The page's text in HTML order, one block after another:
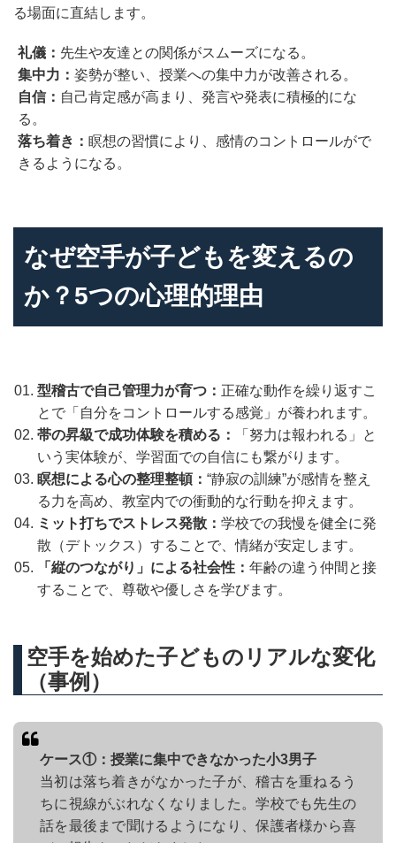
る場面に直結します。
礼儀： 先生や友達との関係がスムーズになる。
集中力： 姿勢が整い、授業への集中力が改善される。
自信： 自己肯定感が高まり、発言や発表に積極的にな
る。
落ち着き： 瞑想の習慣により、感情のコントロールがで
きるようになる。
なぜ空手が子どもを変えるの
か？5つの心理的理由
型稽古で自己管理力が育つ： 正確な動作を繰り返すこ
とで「自分をコントロールする感覚」が養われます。
帯の昇級で成功体験を積める：
「努力は報われる」と
いう実体験が、学習面での自信にも繋がります。
瞑想による心の整理整頓：“静寂の訓練”が感情を整え
る力を高め、教室内での衝動的な行動を抑えます。
ミット打ちでストレス発散：学校での我慢を健全に発
散（デトックス）することで、情緒が安定します。
「縦のつながり」による社会性：年齢の違う仲間と接
することで、尊敬や優しさを学びます。
空手を始めた子どものリアルな変化
（事例）
ケース①：授業に集中できなかった小3男子
当初は落ち着きがなかった子が、稽古を重ねるう
ちに視線がぶれなくなりました。学校でも先生の
話を最後まで聞けるようになり、保護者様から喜